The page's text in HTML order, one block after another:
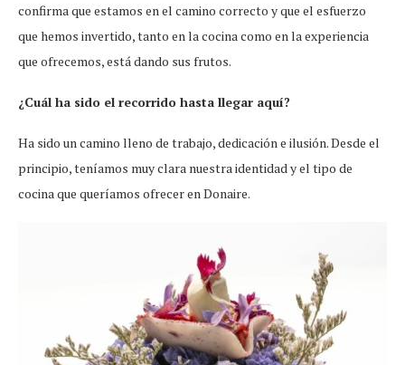
confirma que estamos en el camino correcto y que el esfuerzo
que hemos invertido, tanto en la cocina como en la experiencia
que ofrecemos, está dando sus frutos.
¿Cuál ha sido el recorrido hasta llegar aquí?
Ha sido un camino lleno de trabajo, dedicación e ilusión. Desde el
principio, teníamos muy clara nuestra identidad y el tipo de
cocina que queríamos ofrecer en Donaire.